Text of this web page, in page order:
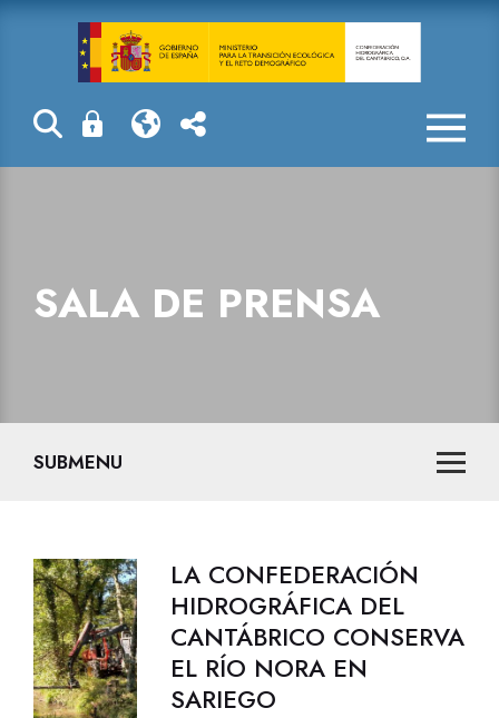
Sala de prensa
SALA DE PRENSA
SUBMENU
LA CONFEDERACIÓN
HIDROGRÁFICA DEL
CANTÁBRICO CONSERVA
EL RÍO NORA EN
SARIEGO